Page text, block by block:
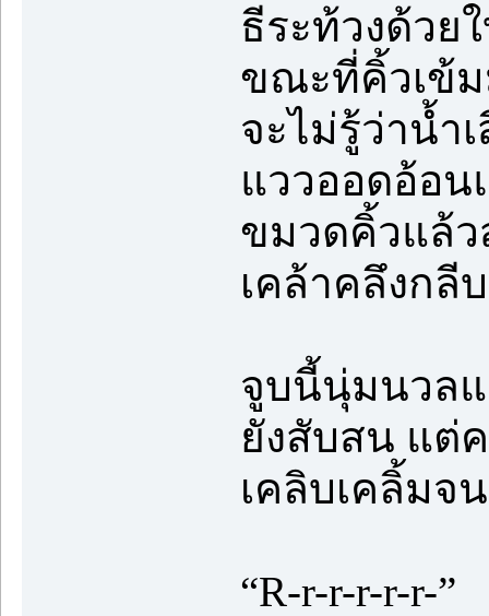
ธีระท้วงด้วย
ขณะที่คิ้วเข้ม
จะไม่รู้ว่าน้ำ
แววออดอ้อน
ขมวดคิ้วแล้ว
เคล้าคลึงกลี
จูบนี้นุ่มนวลแ
ยังสับสน แต่
เคลิบเคลิ้มจ
“R-r-r-r-r-r-”